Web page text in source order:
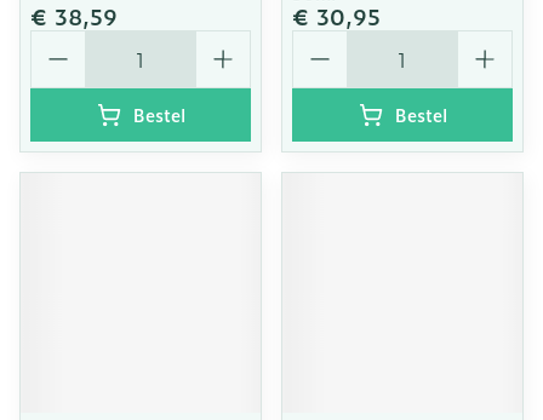
€ 38,59
Aantal
Bestel
€ 30,95
Aantal
Bestel